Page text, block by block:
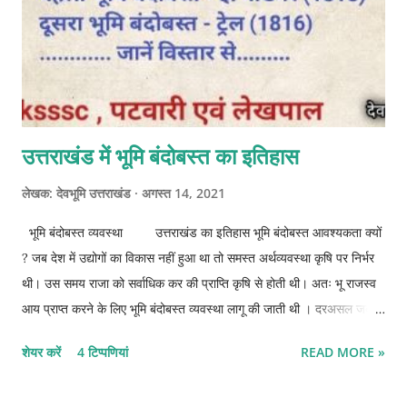
उत्तराखंड में भूमि बंदोबस्त का इतिहास
लेखक: देवभूमि उत्तराखंड अगस्त 14, 2021
भूमि बंदोबस्त व्यवस्था उत्तराखंड का इतिहास भूमि बंदोबस्त आवश्यकता क्यों
? जब देश में उद्योगों का विकास नहीं हुआ था तो समस्त अर्थव्यवस्था कृषि पर निर्भर
थी। उस समय राजा को सर्वाधिक कर की प्राप्ति कृषि से होती थी। अतः भू राजस्व
आय प्राप्त करने के लिए भूमि बंदोबस्त व्यवस्था लागू की जाती थी । दरअसल जब भी
ब्रिटिश शासन से पहले सभी शासकों ने मनुस्मृति में उल्लेखित भूमि बंदोबस्त व्यवस्था
शेयर करें 4 टिप्पणियां READ MORE »